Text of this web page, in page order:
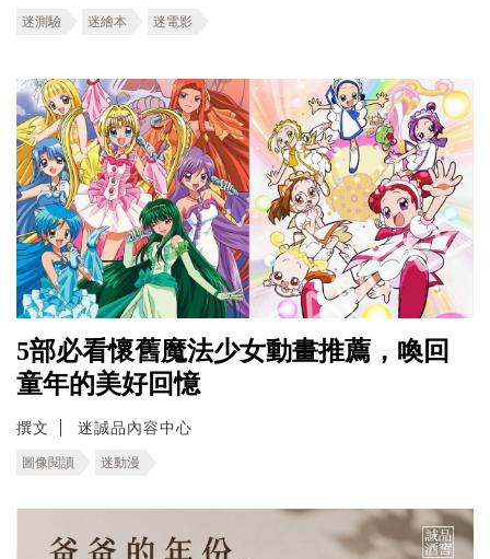
迷測驗 迷繪本 迷電影
5部必看懷舊魔法少女動畫推薦，喚回
童年的美好回憶
撰文 迷誠品內容中心
圖像閱讀 迷動漫